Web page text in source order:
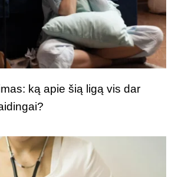
ką apie šią ligą vis dar